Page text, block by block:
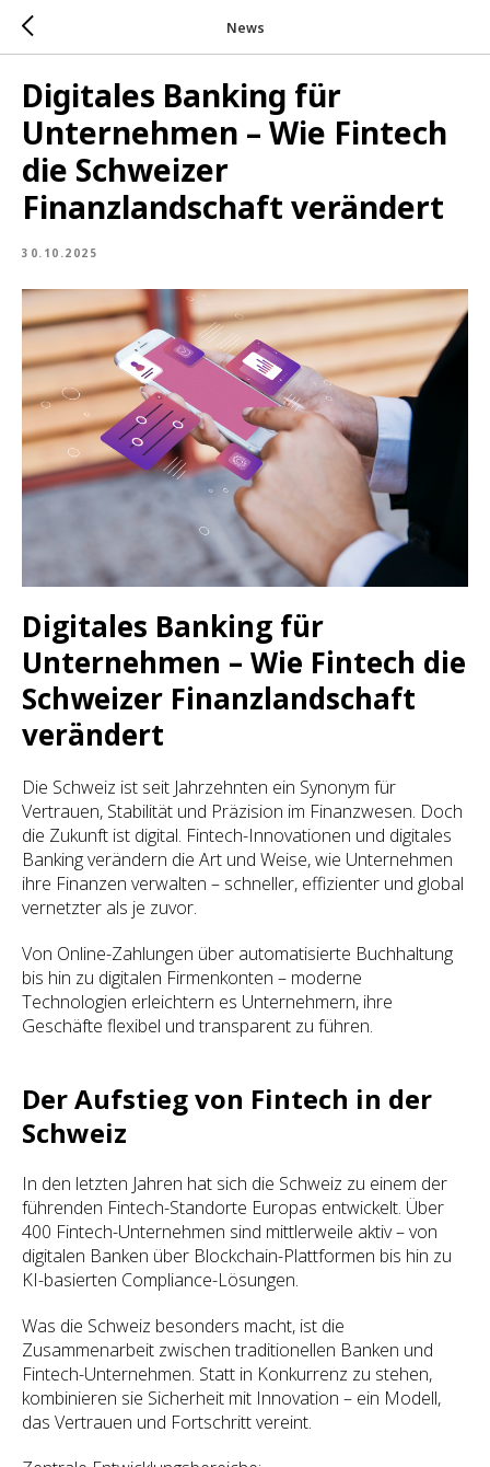
News
Digitales Banking für
Unternehmen – Wie Fintech
die Schweizer
Finanzlandschaft verändert
30.10.2025
Digitales Banking für
Unternehmen – Wie Fintech die
Schweizer Finanzlandschaft
verändert
Die Schweiz ist seit Jahrzehnten ein Synonym für
Vertrauen, Stabilität und Präzision im Finanzwesen. Doch
die Zukunft ist digital. Fintech-Innovationen und digitales
Banking verändern die Art und Weise, wie Unternehmen
ihre Finanzen verwalten – schneller, effizienter und global
vernetzter als je zuvor.
Von Online-Zahlungen über automatisierte Buchhaltung
bis hin zu digitalen Firmenkonten – moderne
Technologien erleichtern es Unternehmern, ihre
Geschäfte flexibel und transparent zu führen.
Der Aufstieg von Fintech in der
Schweiz
In den letzten Jahren hat sich die Schweiz zu einem der
führenden Fintech-Standorte Europas entwickelt. Über
400 Fintech-Unternehmen sind mittlerweile aktiv – von
digitalen Banken über Blockchain-Plattformen bis hin zu
KI-basierten Compliance-Lösungen.
Was die Schweiz besonders macht, ist die
Zusammenarbeit zwischen traditionellen Banken und
Fintech-Unternehmen. Statt in Konkurrenz zu stehen,
kombinieren sie Sicherheit mit Innovation – ein Modell,
das Vertrauen und Fortschritt vereint.